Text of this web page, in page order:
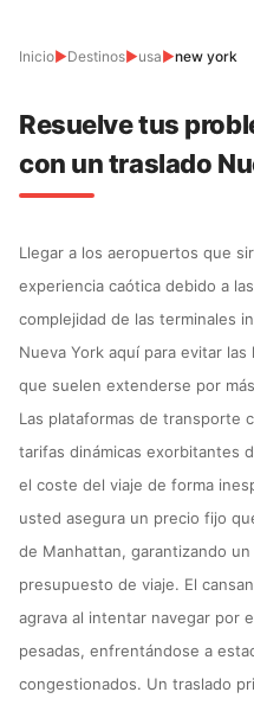
Inicio▶Destinos▶usa▶new york
Resuelve tus
con un traslado
Llegar a los aeropuertos que
experiencia caótica debido a
complejidad de las terminales
Nueva York aquí para evitar
que suelen extenderse por
Las plataformas de transporte
tarifas dinámicas exorbitantes
el coste del viaje de forma
usted asegura un precio fijo
de Manhattan, garantizando
presupuesto de viaje. El
agrava al intentar navegar por
pesadas, enfrentándose a
congestionados. Un traslado